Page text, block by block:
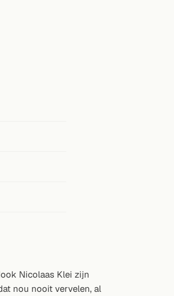
Nicolaas Klei zijn
nou nooit vervelen, al